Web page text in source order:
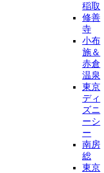
稲取
修善
寺
小布
施＆
赤倉
温泉
東京
ディ
ズニ
ーシ
ー
南房
総
東京